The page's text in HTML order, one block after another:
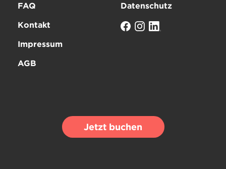
FAQ
Kontakt
Impressum
AGB
Datenschutz
Jetzt buchen